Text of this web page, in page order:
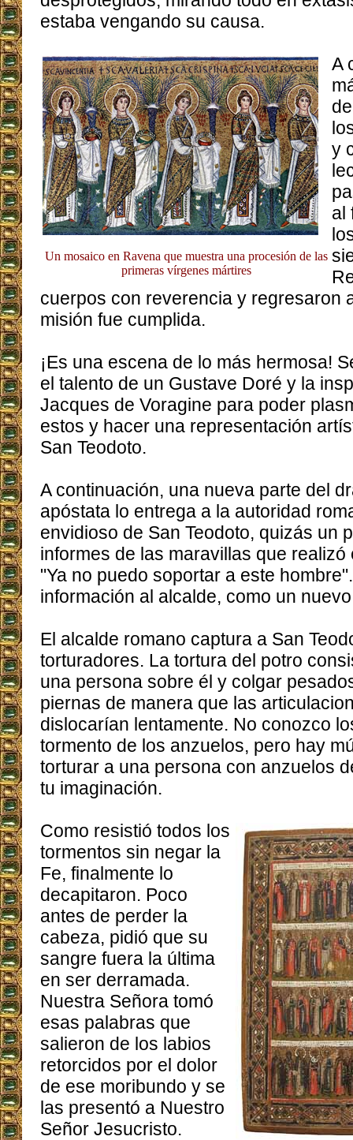
estaba vengando su causa.
Un mosaico en Ravena que muestra una procesión de las
primeras vírgenes mártires
A
y
al
cuerpos con reverencia y regresaron
misión fue cumplida.
¡Es una escena de lo más hermosa!
el talento de un Gustave Doré y la
Jacques de Voragine para poder
estos y hacer una representación
San Teodoto.
A continuación, una nueva parte del
apóstata lo entrega a la autoridad
envidioso de San Teodoto, quizás un
informes de las maravillas que realizó
"Ya no puedo soportar a este
información al alcalde, como un
El alcalde romano captura a San
torturadores. La tortura del potro
una persona sobre él y colgar
piernas de manera que las
dislocarían lentamente. No conozco
tormento de los anzuelos, pero hay
torturar a una persona con anzuelos
tu imaginación.
Como resistió todos los
tormentos sin negar la
Fe, finalmente lo
decapitaron. Poco
antes de perder la
cabeza, pidió que su
sangre fuera la última
en ser derramada.
Nuestra Señora tomó
esas palabras que
salieron de los labios
retorcidos por el dolor
de ese moribundo y se
las presentó a Nuestro
Señor Jesucristo.